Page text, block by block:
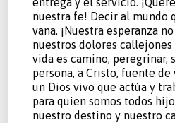
nuestra fe! Decir al mundo
vana. ¡Nuestra esperanza
nuestros dolores callejones
vida es camino, peregrinar,
persona, a Cristo, fuente
un Dios vivo que actúa y
para quien somos todos
nuestro destino y nuestro